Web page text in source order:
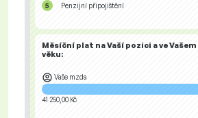
Penzijní připojištění
Měsíční plat na Vaší pozici a ve
věku:
Vaše mzda
41 250,00 Kč